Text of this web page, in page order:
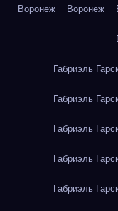
Воронеж Воронеж
Габриэль
Габриэль
Габриэль
Габриэль
Габриэль